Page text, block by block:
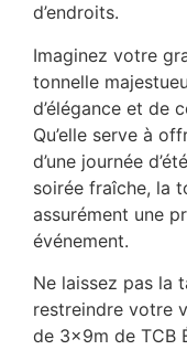
d’endroits.
Imaginez votre
tonnelle
d’élégance et de
Qu’elle serve à
d’une journée
soirée fraîche, la
assurément une
événement.
Ne laissez pas la
restreindre votre
de 3x9m de TCB